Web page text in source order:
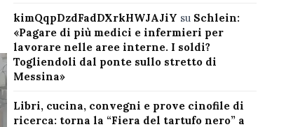
kimQqpDzdFadDXrkHWJAJiY su Schlein:
«Pagare di più medici e infermieri per
lavorare nelle aree interne. I soldi?
Togliendoli dal ponte sullo stretto di
Messina»
Libri, cucina, convegni e prove cinofile di
ricerca: torna la “Fiera del tartufo nero” a